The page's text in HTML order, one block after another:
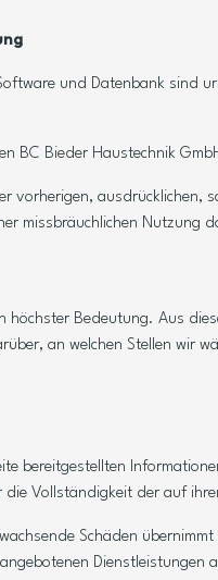
und Datenbank sind
BC Bieder Haustechnik
vorherigen,
missbräuchlichen
Bedeutung. Aus
an welchen Stellen wir
bereitgestellten
Vollständigkeit der auf
Schäden
Dienstleistungen